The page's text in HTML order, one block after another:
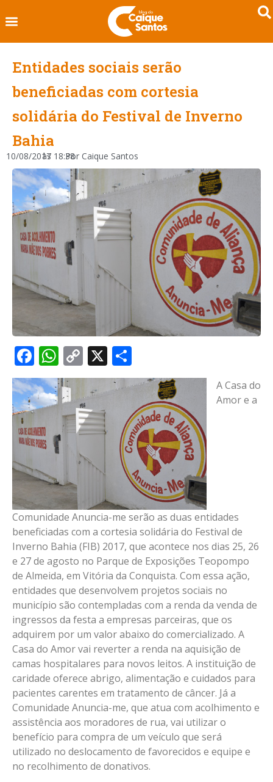
Entidades sociais serão
beneficiadas com cortesia
solidária do Festival de Inverno
Bahia
10/08/2017
às 18:38
Por Caique Santos
Facebook
WhatsApp
Copy
Link
X
A Casa do
Amor e a
Comunidade Anuncia-me serão as duas entidades
beneficiadas com a cortesia solidária do Festival de
Inverno Bahia (FIB) 2017, que acontece nos dias 25, 26
e 27 de agosto no Parque de Exposições Teopompo
de Almeida, em Vitória da Conquista. Com essa ação,
entidades que desenvolvem projetos sociais no
município são contempladas com a renda da venda de
ingressos da festa a empresas parceiras, que os
adquirem por um valor abaixo do comercializado. A
Casa do Amor vai reverter a renda na aquisição de
camas hospitalares para novos leitos. A instituição de
caridade oferece abrigo, alimentação e cuidados para
pacientes carentes em tratamento de câncer. Já a
Comunidade Anuncia-me, que atua com acolhimento e
assistência aos moradores de rua, vai utilizar o
benefício para compra de um veículo que será
utilizado no deslocamento de favorecidos e equipe e
no recolhimento de donativos.